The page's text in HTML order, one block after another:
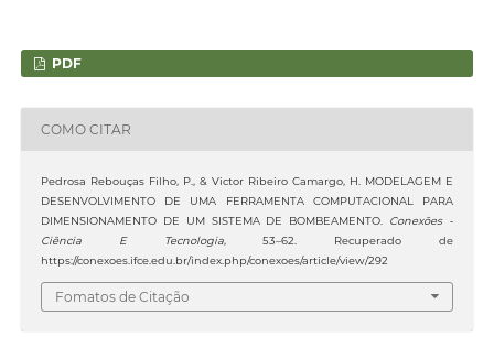
PDF
COMO CITAR
Pedrosa Rebouças Filho, P., & Victor Ribeiro Camargo, H. MODELAGEM E
DESENVOLVIMENTO DE UMA FERRAMENTA COMPUTACIONAL PARA
DIMENSIONAMENTO DE UM SISTEMA DE BOMBEAMENTO. Conexões -
Ciência E Tecnologia, 53–62. Recuperado de
https://conexoes.ifce.edu.br/index.php/conexoes/article/view/292
Fomatos de Citação